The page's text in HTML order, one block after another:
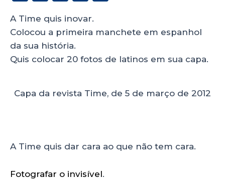
a
ts
A
p
c
e
b
o
k
e
dI
a
re
A Time quis inovar.
Colocou a primeira manchete em espanhol
da sua história.
Quis colocar 20 fotos de latinos em sua capa.
Capa da revista Time, de 5 de março de 2012
A Time quis dar cara ao que não tem cara.
Fotografar o invisível.